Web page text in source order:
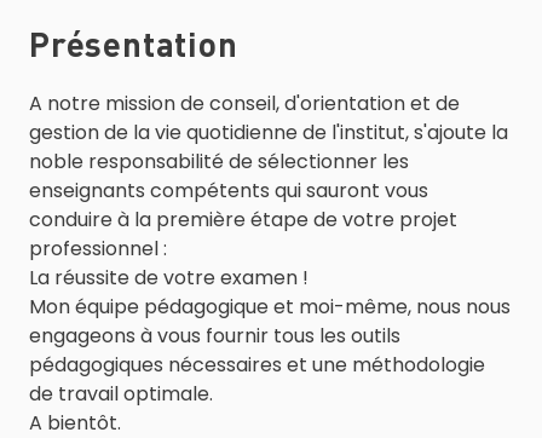
Présentation
A notre mission de conseil, d'orientation et de
gestion de la vie quotidienne de l'institut, s'ajoute la
noble responsabilité de sélectionner les
enseignants compétents qui sauront vous
conduire à la première étape de votre projet
professionnel :
La réussite de votre examen !
Mon équipe pédagogique et moi-même, nous nous
engageons à vous fournir tous les outils
pédagogiques nécessaires et une méthodologie
de travail optimale.
A bientôt.